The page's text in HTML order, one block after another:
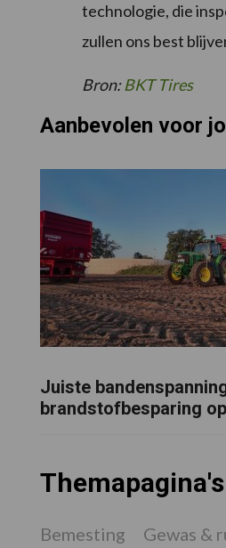
technologie, die
zullen ons best
Bron:BKT Tires
Aanbevolen voor
Juiste
brandstofbesparing
Themapagina's
Bemesting Gewas &